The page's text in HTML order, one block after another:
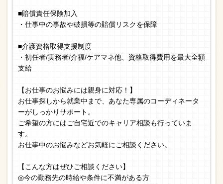
■賠償責任保険加入
・仕事中の事故や破損等の賠償リスクを保障
■介護資格取得支援制度
・初任者/実務者/介福/ケアマネ他、資格取得費用を最大全額
支給
【お仕事のお悩みには親身に対応！】
お仕事探しから就業中まで、あなた専属のコーディネータ
ーがしっかりサポート。
ご希望の方にはご自宅近でのキャリア相談も行っていま
す。
お仕事中のお悩みなどお気軽にご相談ください。
【こんな方はぜひご相談ください】
◎今の勤務先の時給や条件に不満がある方